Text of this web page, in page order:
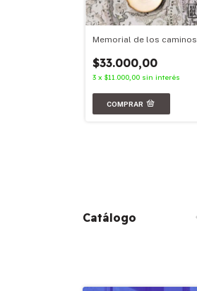
Memorial de los caminos
$33.000,00
3 x $11.000,00 sin interés
Catálogo